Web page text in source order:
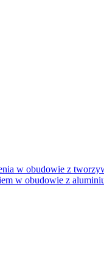
w obudowie z
w obudowie z